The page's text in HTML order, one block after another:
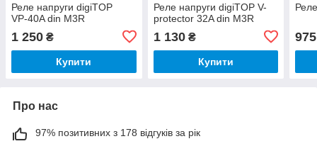
Реле напруги digiTOP
VР-40A din M3R
1 250 ₴
Купити
Реле напруги digiTOP V-
protector 32A din M3R
1 130₴
Купити
975
Про нас
97% позитивних з 178 відгуків за рік